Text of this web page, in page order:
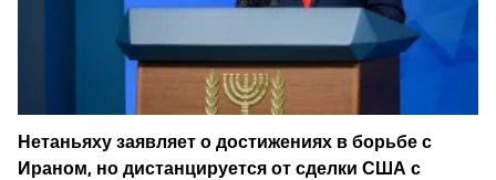
Нетаньяху заявляет о достижениях в борьбе с
Ираном, но дистанцируется от сделки США с